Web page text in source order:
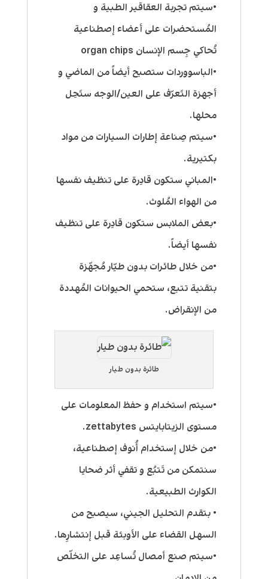
•سيتم تجربة العقاقير الطبية و
المُستحضرات على أعضاء إصطناعية
تُحاكي جِسم الإنسان organ chips
•الباسووردات ستصبح أيضاً من الماضي و
أجهزة التَعرّف على العين/الوجه ستَحِل
محلها.
•سيتم صِناعة إطارات السيارات من مواد
بكتيرية.
•المباني ستكون قادِرة على تنظيف نفسها
من الهواء المُلوث.
•بعض الملابس ستكون قادِرة على تنظيف
نفسها أيضاً.
•من خلال طائرات بدون طيّار مُجهّزة
بتقنية تتبع، ستحمي الحيوانات المُهددة
من الإنقراض.
طائرة بدون طيار
•سيتم استخدام و حفظ المعلومات على
مستوى الزيتابايتس zettabytes.
•من خلال إستخدام أُنوف إصطناعية،
سنتمكن من تَتبُع و تقفي أثر ضحايا
الكوارث الطبيعية.
• بتقدم التحليل الجيني، سيصبح من
السهل القضاء على الأوبئة قبل إنتشارِها.
•سيتم صنع أمصال تُساعِد على التخلّص